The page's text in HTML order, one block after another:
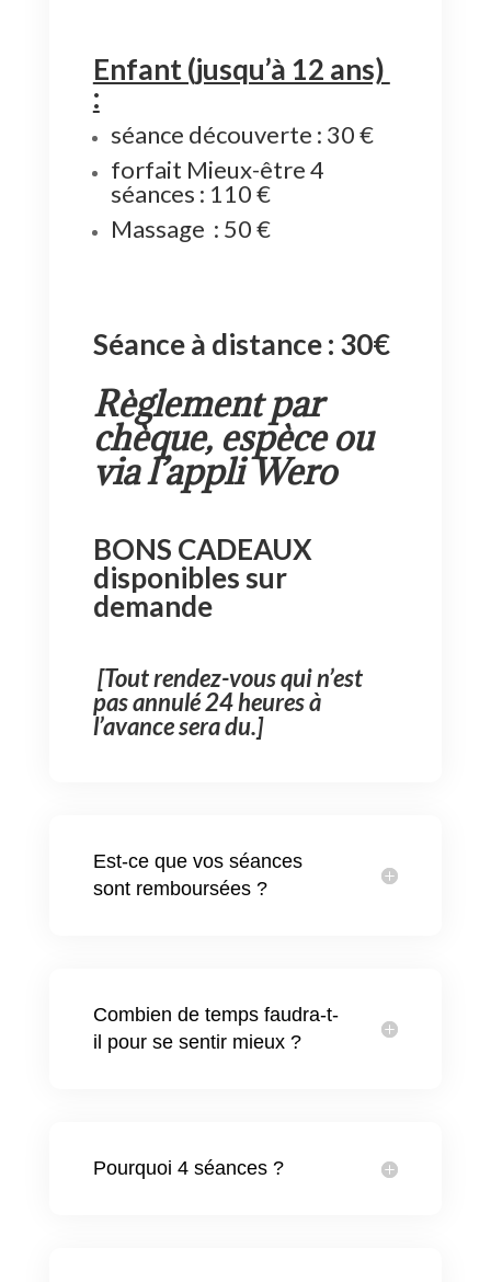
Enfant (jusqu’à 12 ans)
:
séance découverte : 30 €
forfait Mieux-être 4
séances : 110 €
Massage : 50 €
Séance à distance : 30€
Règlement par
chèque, espèce ou
via l’appli Wero
BONS CADEAUX
disponibles sur
demande
[Tout rendez-vous qui n’est
pas annulé 24 heures à
l’avance sera du.]
Est-ce que vos séances
sont remboursées ?
Combien de temps faudra-t-
il pour se sentir mieux ?
Pourquoi 4 séances ?